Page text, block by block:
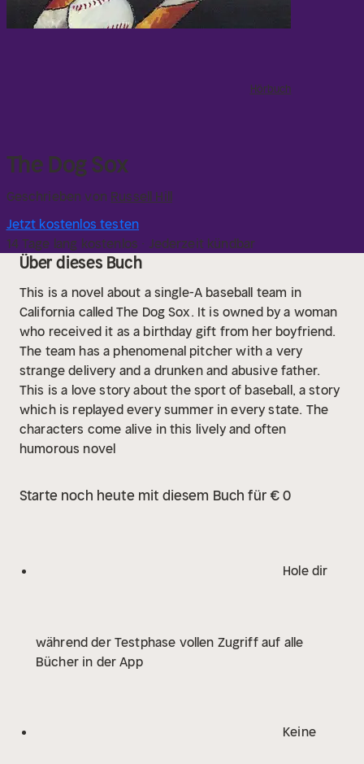
Hörbuch
The Dog Sox
Geschrieben von Russell Hill
Jetzt kostenlos testen
14 Tage lang kostenlos · Jederzeit kündbar
Über dieses Buch
This is a novel about a single-A baseball team in
California called The Dog Sox. It is owned by a woman
who received it as a birthday gift from her boyfriend.
The team has a phenomenal pitcher with a very
strange delivery and a drunken and abusive father.
This is a love story about the sport of baseball, a story
which is replayed every summer in every state. The
characters come alive in this lively and often
humorous novel
Starte noch heute mit diesem Buch für € 0
Hole dir
während der Testphase vollen Zugriff auf alle
Bücher in der App
Keine